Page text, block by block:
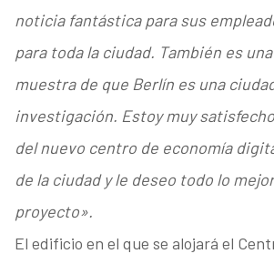
noticia fantástica para sus
para toda la ciudad. También es
muestra de que Berlín es una
investigación. Estoy muy
del nuevo centro de economía
de la ciudad y le deseo todo lo
proyecto».
El edificio en el que se alojará el